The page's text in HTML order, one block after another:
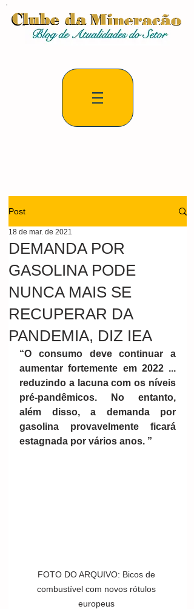
Post
DEMANDA POR
GASOLINA PODE
NUNCA MAIS SE
RECUPERAR DA
PANDEMIA, DIZ IEA
18 de mar. de 2021
“O consumo deve continuar a
aumentar fortemente em 2022 ...
reduzindo a lacuna com os níveis
pré-pandêmicos. No entanto,
além disso, a demanda por
gasolina provavelmente ficará
estagnada por vários anos. ”
FOTO DO ARQUIVO: Bicos de
combustível com novos rótulos
europeus